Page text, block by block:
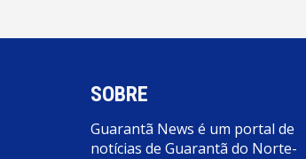
SOBRE
Guarantã News é um portal de
notícias de Guarantã do Norte-